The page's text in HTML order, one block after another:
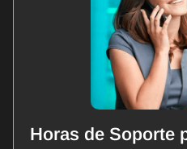
Horas de Soporte